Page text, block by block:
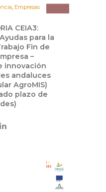
, Empresas
CEIA3:
para la
Fin de
–
innovación
andaluces
AgroMIS)
plazo de